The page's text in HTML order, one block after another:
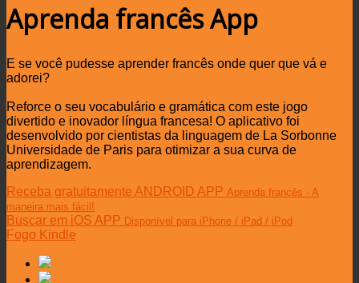
Aprenda francês App
E se você pudesse aprender francês onde quer que vá e
adorei?
Reforce o seu vocabulário e gramática com este jogo
divertido e inovador língua francesa! O aplicativo foi
desenvolvido por cientistas da linguagem de La Sorbonne
Universidade de Paris para otimizar a sua curva de
aprendizagem.
Receba gratuitamente ANDROID APP Aprenda francês - A
maneira mais fácil!
Buscar em iOS APP Disponível para iPhone / iPad / iPod
Fogo Kindle